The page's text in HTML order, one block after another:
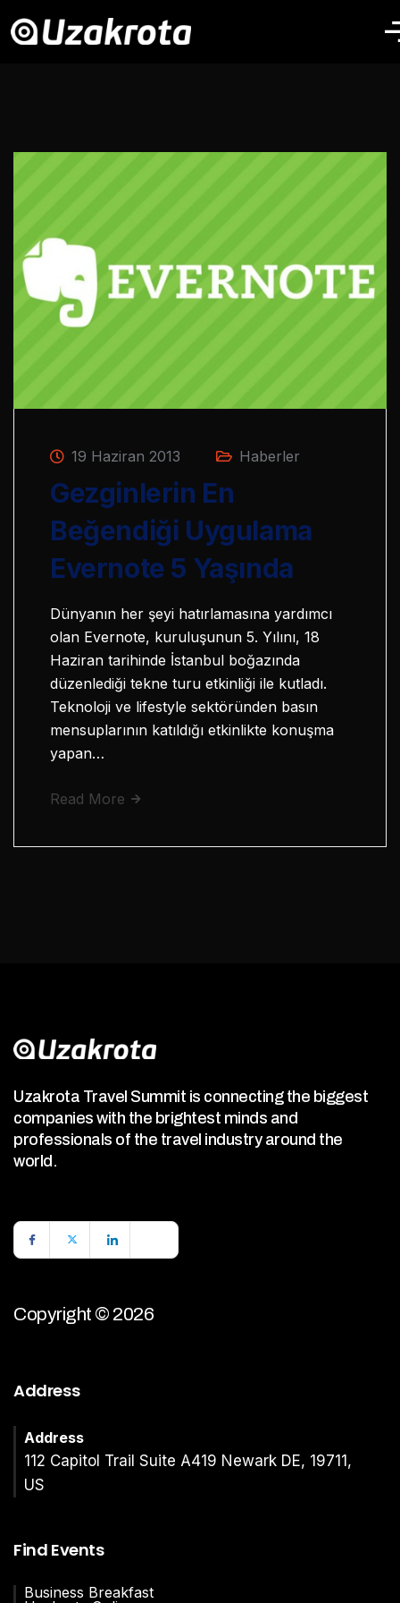
19 Haziran 2013 Haberler
Gezginlerin En
Beğendiği Uygulama
Evernote 5 Yaşında
Dünyanın her şeyi hatırlamasına yardımcı
olan Evernote, kuruluşunun 5. Yılını, 18
Haziran tarihinde İstanbul boğazında
düzenlediği tekne turu etkinliği ile kutladı.
Teknoloji ve lifestyle sektöründen basın
mensuplarının katıldığı etkinlikte konuşma
yapan…
Read More
Uzakrota Travel Summit is connecting the biggest
companies with the brightest minds and
professionals of the travel industry around the
world.
Copyright © 2026
Address
Address
112 Capitol Trail Suite A419 Newark DE, 19711,
US
Find Events
Business Breakfast